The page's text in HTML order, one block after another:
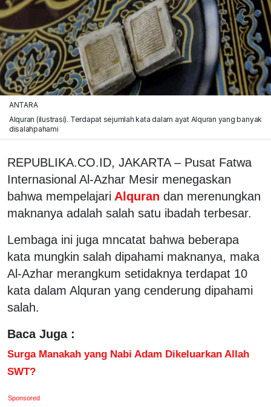
ANTARA
Alquran (ilustrasi). Terdapat sejumlah kata dalam ayat Alquran yang banyak
disalahpahami
REPUBLIKA.CO.ID, JAKARTA – Pusat Fatwa
Internasional Al-Azhar Mesir menegaskan
bahwa mempelajari Alquran dan merenungkan
maknanya adalah salah satu ibadah terbesar.
Lembaga ini juga mncatat bahwa beberapa
kata mungkin salah dipahami maknanya, maka
Al-Azhar merangkum setidaknya terdapat 10
kata dalam Alquran yang cenderung dipahami
salah.
Baca Juga :
Surga Manakah yang Nabi Adam Dikeluarkan Allah
SWT?
Sponsored